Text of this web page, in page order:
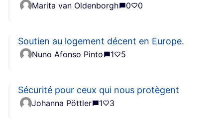
Marita van Oldenborgh 0 0
Soutien au logement décent en Europe.
Nuno Afonso Pinto 1 5
Sécurité pour ceux qui nous protègent
Johanna Pöttler 1 3